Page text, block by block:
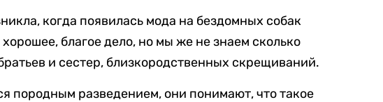
когда появилась мода на бездомных собак
благое дело, но мы же не знаем сколько
и сестер, близкородственных скрещиваний.
породным разведением, они понимают, что такое